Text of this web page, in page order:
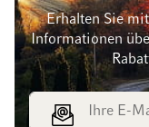
Erhalten Sie
Informationen
E-Mail Adresse